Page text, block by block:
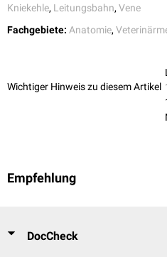
Kniekehle, Leitungsbahn, Vene
Fachgebiete: Anatomie,
Wichtiger Hinweis zu diesem Artikel
Empfehlung
DocCheck